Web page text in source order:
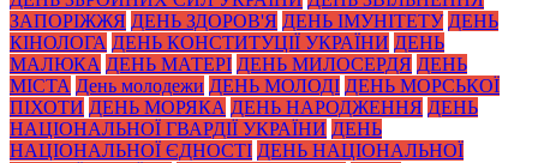
ЗАПОРІЖЖЯ ДЕНЬ ЗДОРОВ'Я ДЕНЬ ІМУНІТЕТУ ДЕНЬ
КІНОЛОГА ДЕНЬ КОНСТИТУЦІЇ УКРАЇНИ ДЕНЬ
МАЛЮКА ДЕНЬ МАТЕРІ ДЕНЬ МИЛОСЕРДЯ ДЕНЬ
МІСТА День молодежи ДЕНЬ МОЛОДІ ДЕНЬ МОРСЬКОЇ
ПІХОТИ ДЕНЬ МОРЯКА ДЕНЬ НАРОДЖЕННЯ ДЕНЬ
НАЦІОНАЛЬНОЇ ГВАРДІЇ УКРАЇНИ ДЕНЬ
НАЦІОНАЛЬНОЇ ЄДНОСТІ ДЕНЬ НАЦІОНАЛЬНОЇ